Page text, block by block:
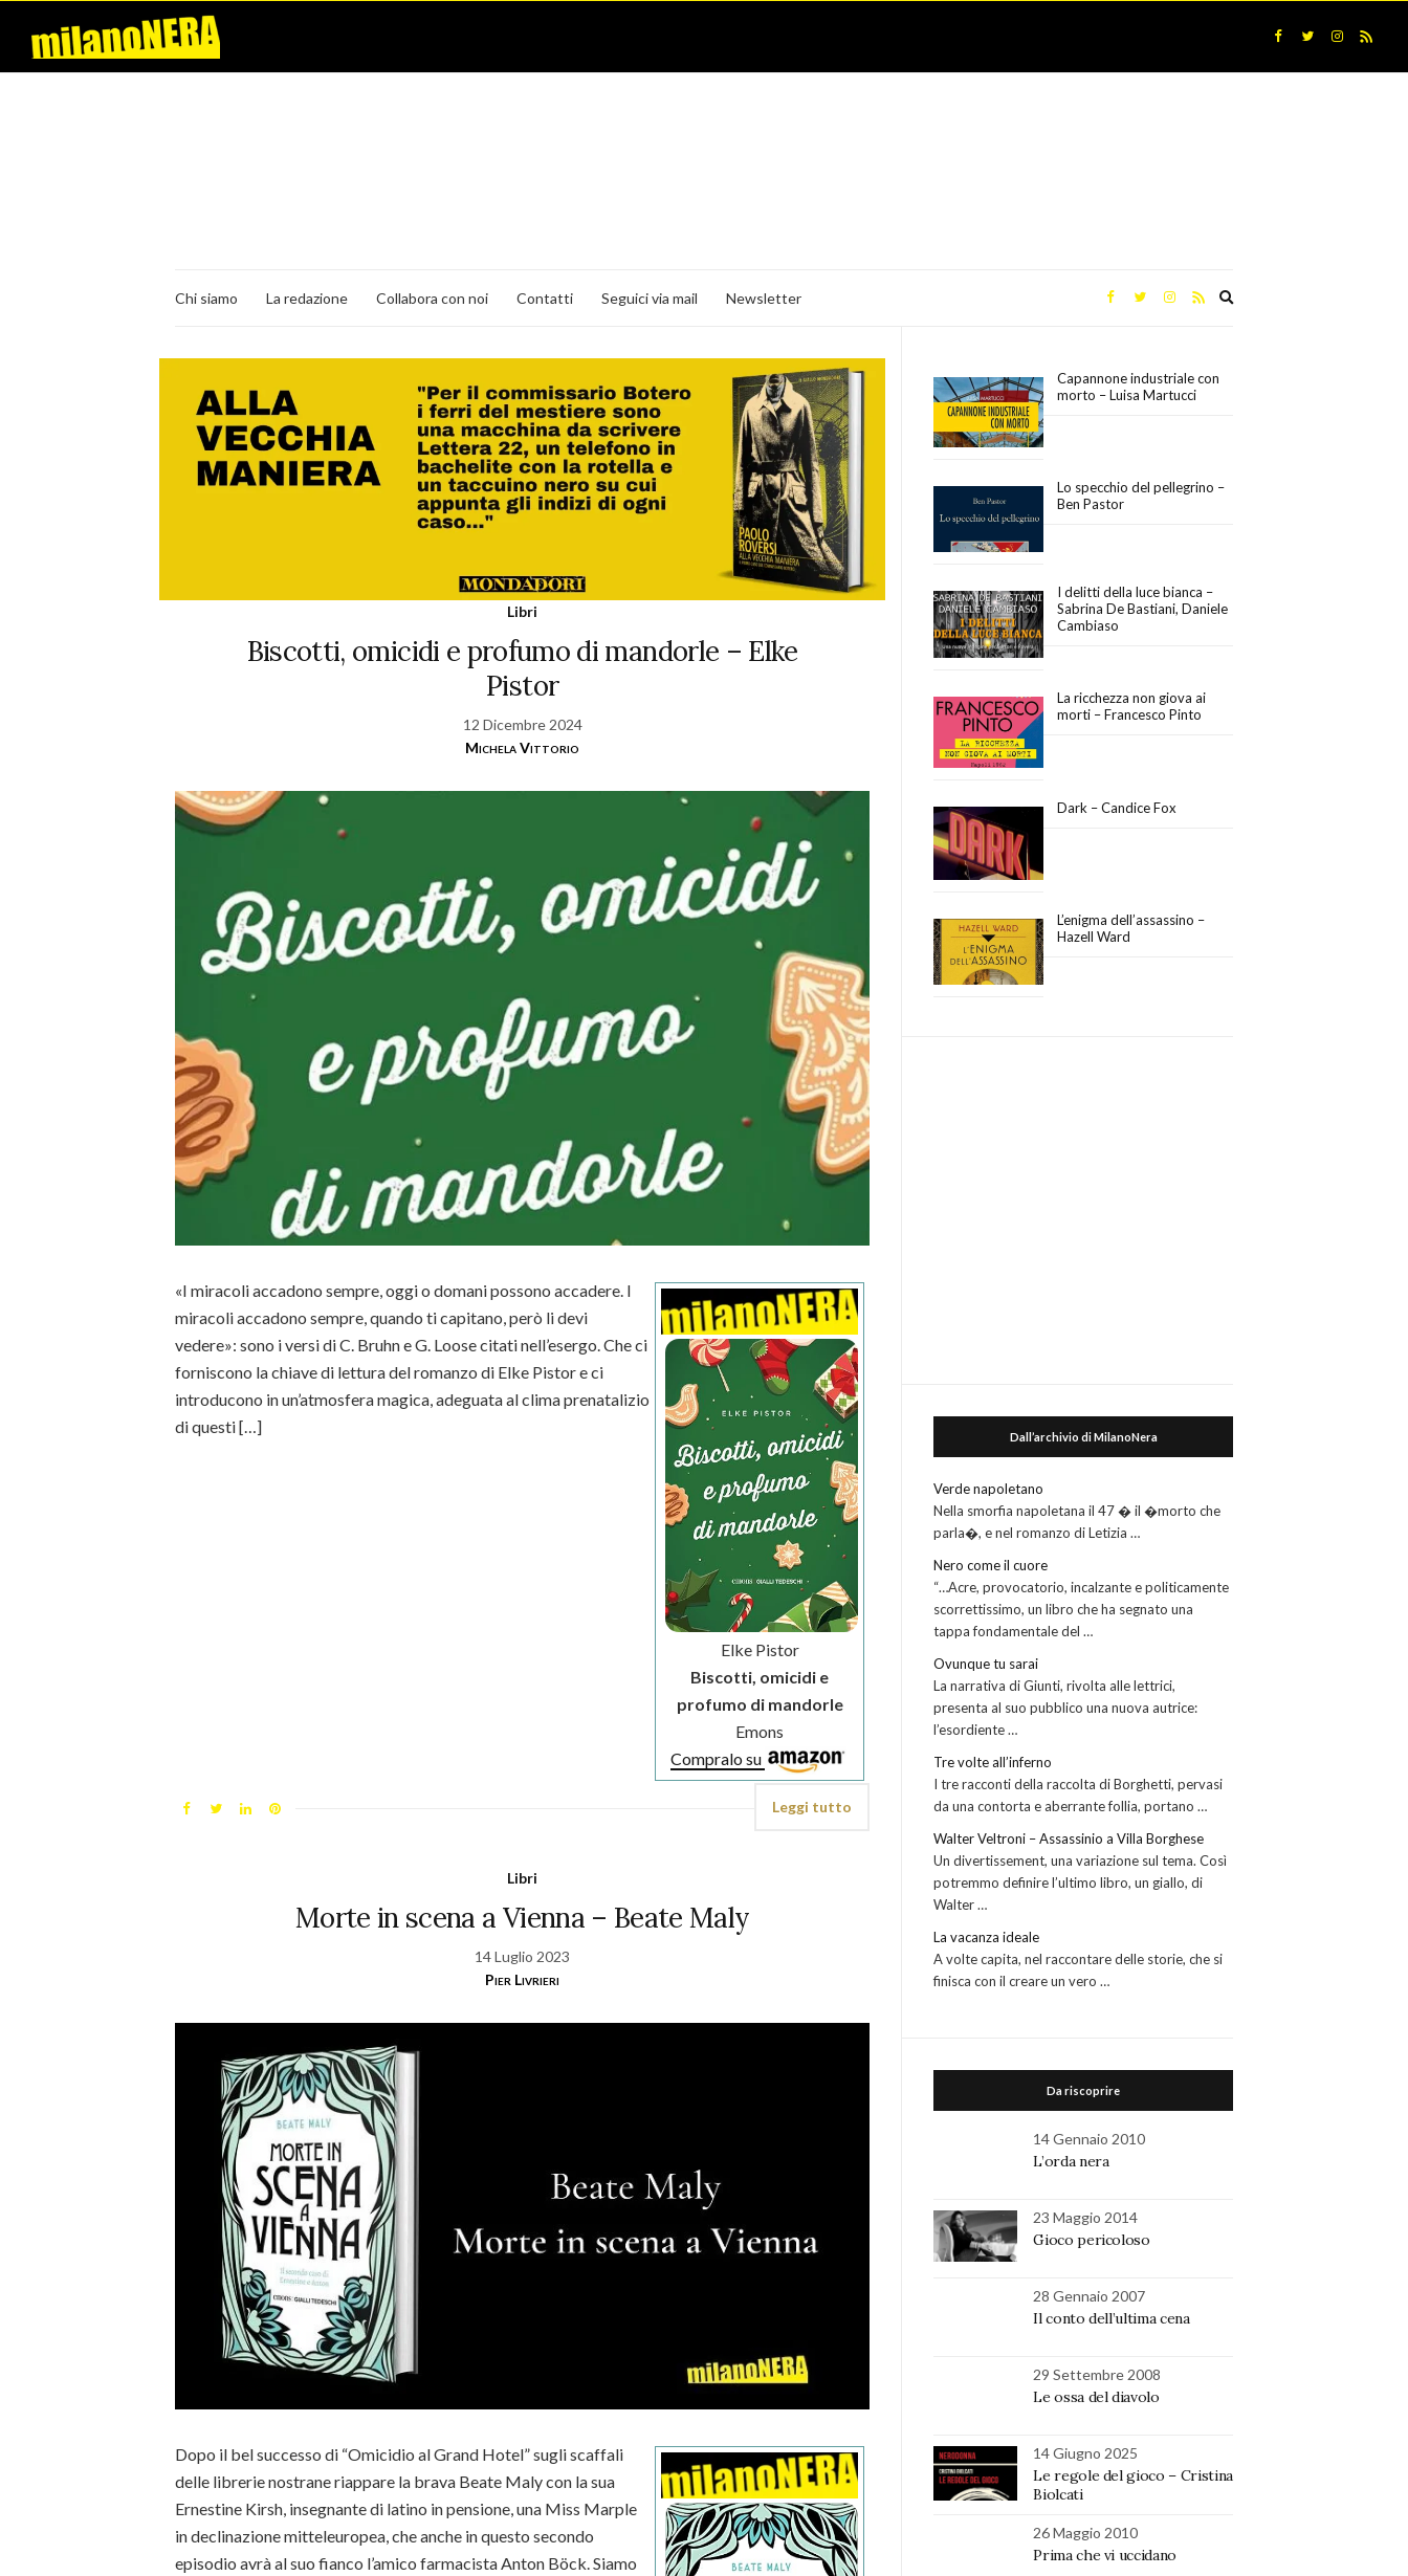
Chi siamo La redazione Collabora con noi Contatti Seguici via mail Newsletter
Libri
Biscotti, omicidi e profumo di mandorle – Elke
Pistor
12 Dicembre 2024
Michela Vittorio
Elke Pistor
Biscotti, omicidi e
profumo di mandorle
Emons
Compralo su
«I miracoli accadono sempre, oggi o domani possono accadere. I
miracoli accadono sempre, quando ti capitano, però li devi
vedere»: sono i versi di C. Bruhn e G. Loose citati nell’esergo. Che ci
forniscono la chiave di lettura del romanzo di Elke Pistor e ci
introducono in un’atmosfera magica, adeguata al clima prenatalizio
di questi […]
Leggi tutto
Libri
Morte in scena a Vienna – Beate Maly
14 Luglio 2023
Pier Livrieri
Dopo il bel successo di “Omicidio al Grand Hotel” sugli scaffali
delle librerie nostrane riappare la brava Beate Maly con la sua
Ernestine Kirsh, insegnante di latino in pensione, una Miss Marple
in declinazione mitteleuropea, che anche in questo secondo
episodio avrà al suo fianco l’amico farmacista Anton Böck. Siamo
Capannone industriale con
morto – Luisa Martucci
Lo specchio del pellegrino –
Ben Pastor
I delitti della luce bianca –
Sabrina De Bastiani, Daniele
Cambiaso
La ricchezza non giova ai
morti – Francesco Pinto
Dark – Candice Fox
L’enigma dell’assassino –
Hazell Ward
Dall’archivio di MilanoNera
Verde napoletano
Nella smorfia napoletana il 47 � il �morto che
parla�, e nel romanzo di Letizia …
Nero come il cuore
“…Acre, provocatorio, incalzante e politicamente
scorrettissimo, un libro che ha segnato una
tappa fondamentale del …
Ovunque tu sarai
La narrativa di Giunti, rivolta alle lettrici,
presenta al suo pubblico una nuova autrice:
l’esordiente …
Tre volte all’inferno
I tre racconti della raccolta di Borghetti, pervasi
da una contorta e aberrante follia, portano …
Walter Veltroni – Assassinio a Villa Borghese
Un divertissement, una variazione sul tema. Così
potremmo definire l’ultimo libro, un giallo, di
Walter …
La vacanza ideale
A volte capita, nel raccontare delle storie, che si
finisca con il creare un vero …
Da riscoprire
14 Gennaio 2010
L’orda nera
23 Maggio 2014
Gioco pericoloso
28 Gennaio 2007
Il conto dell’ultima cena
29 Settembre 2008
Le ossa del diavolo
14 Giugno 2025
Le regole del gioco – Cristina
Biolcati
26 Maggio 2010
Prima che vi uccidano